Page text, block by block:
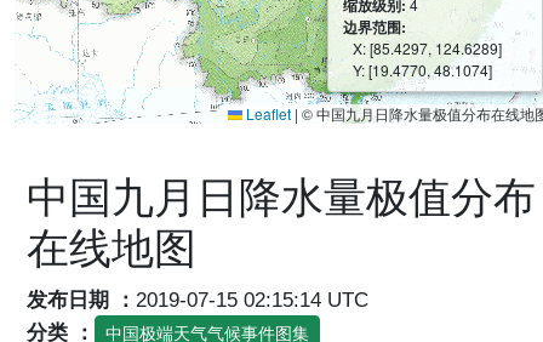
缩放级别: 4
边界范围:
X: [85.4297, 124.6289]
Y: [19.4770, 48.1074]
Leaflet | © 中国九月日降水量极值分布在线地
中国九月日降水量极值分布
在线地图
发布日期 ： 2019-07-15 02:15:14 UTC
分类 ：
中国极端天气气候事件图集